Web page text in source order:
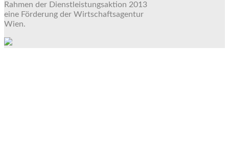
Rahmen der Dienstleistungsaktion 2013
eine Förderung der Wirtschaftsagentur
Wien.